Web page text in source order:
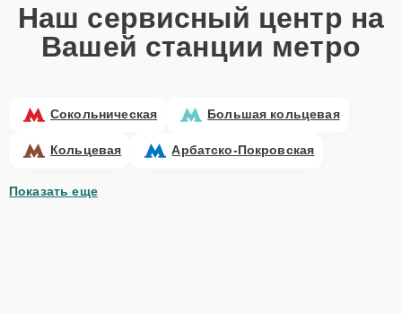
Наш сервисный центр на
Вашей станции метро
Сокольническая Большая кольцевая
Кольцевая Арбатско-Покровская
Показать еще